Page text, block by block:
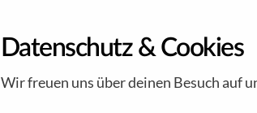
Datenschutz & Cookies
Wir freuen uns über deinen Besuch auf